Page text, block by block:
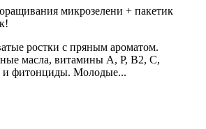
микрозелени + пакетик
ростки с пряным ароматом.
масла, витамины А, Р, В2, С,
и фитонциды. Молодые...